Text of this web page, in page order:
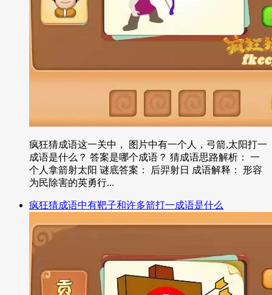
疯狂猜成语这一关中， 图片中有一个人，弓箭,太阳打一
成语是什么？ 答案是哪个成语？ 猜成语思路解析： 一
个人拿箭射太阳 谜底答案： 后羿射日 成语解释： 形容
为民除害的英勇行...
疯狂猜成语中有靶子和许多箭打一成语是什么